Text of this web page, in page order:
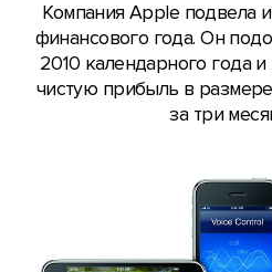
Компания Apple подвела
финансового года. Он
2010 календарного года
чистую прибыль в
за три